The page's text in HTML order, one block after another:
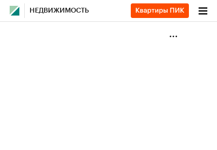
НЕДВИЖИМОСТЬ